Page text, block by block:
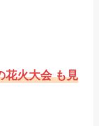
花火大会 も見